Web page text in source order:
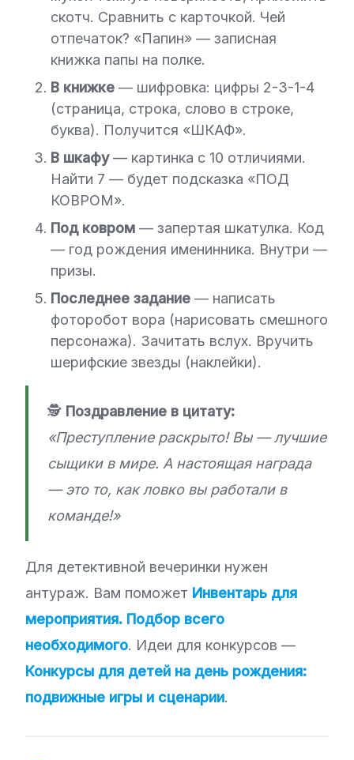
скотч. Сравнить с карточкой. Чей
отпечаток? «Папин» — записная
книжка папы на полке.
В книжке — шифровка: цифры 2-3-1-4
(страница, строка, слово в строке,
буква). Получится «ШКАФ».
В шкафу— картинка с 10 отличиями.
Найти 7 — будет подсказка «ПОД
КОВРОМ».
Под ковром — запертая шкатулка. Код
— год рождения именинника. Внутри —
призы.
Последнее задание — написать
фоторобот вора (нарисовать смешного
персонажа). Зачитать вслух. Вручить
шерифские звезды (наклейки).
🕵️ Поздравление в цитату:
«Преступление раскрыто! Вы — лучшие
сыщики в мире. А настоящая награда
— это то, как ловко вы работали в
команде!»
Для детективной вечеринки нужен
антураж. Вам поможет Инвентарь для
мероприятия. Подбор всего
необходимого. Идеи для конкурсов —
Конкурсы для детей на день рождения:
подвижные игры и сценарии.